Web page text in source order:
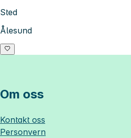
Sted
Ålesund
Om oss
Kontakt oss
Personvern